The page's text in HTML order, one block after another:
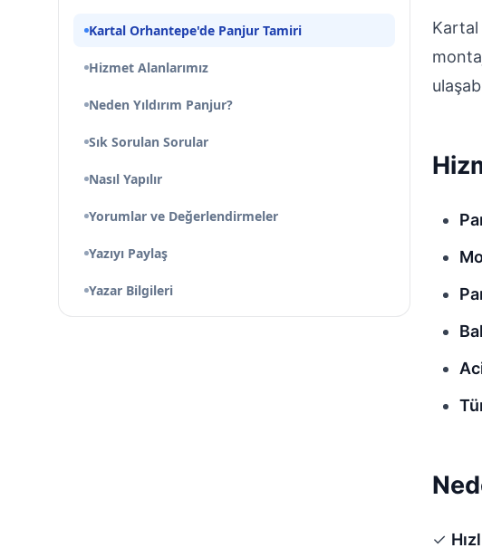
Kartal Orhantepe'de Panjur Tamiri
Hizmet Alanlarımız
Neden Yıldırım Panjur?
Sık Sorulan Sorular
Nasıl Yapılır
Yorumlar ve Değerlendirmeler
Yazıyı Paylaş
Yazar Bilgileri
Kartal
✓